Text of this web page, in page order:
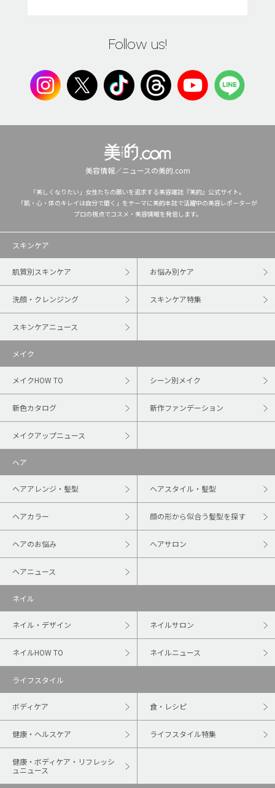
Follow us!
美容情報／ニュースの美的.com
「美しくなりたい」女性たちの願いを追求する美容雑誌『美的』公式サイト。
「肌・心・体のキレイは自分で磨く」をテーマに美的本誌で活躍中の美容レポーターが
プロの視点でコスメ・美容情報を発信します。
スキンケア
肌質別スキンケア お悩み別ケア
洗顔・クレンジング スキンケア特集
スキンケアニュース
メイク
メイクHOW TO シーン別メイク
新色カタログ 新作ファンデーション
メイクアップニュース
ヘア
ヘアアレンジ・髪型 ヘアスタイル・髪型
ヘアカラー 顔の形から似合う髪型を探す
ヘアのお悩み ヘアサロン
ヘアニュース
ネイル
ネイル・デザイン ネイルサロン
ネイルHOW TO ネイルニュース
ライフスタイル
ボディケア 食・レシピ
健康・ヘルスケア ライフスタイル特集
健康・ボディケア・リフレッシ
ュニュース